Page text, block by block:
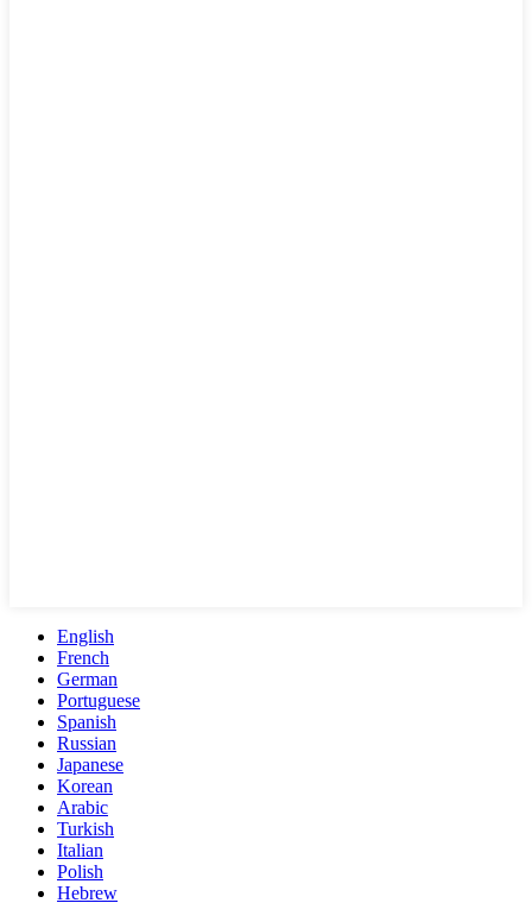
English
French
German
Portuguese
Spanish
Russian
Japanese
Korean
Arabic
Turkish
Italian
Polish
Hebrew